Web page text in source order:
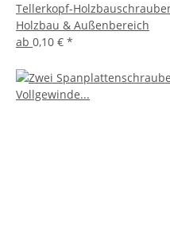
Tellerkopf-
Holzbau & Außenbereich
ab 0,10 € *